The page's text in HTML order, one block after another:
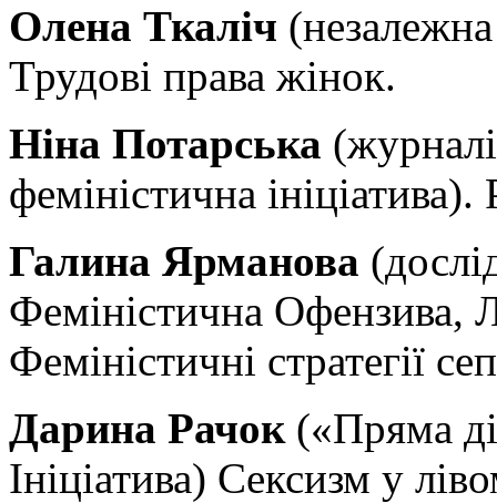
Олена Ткаліч
Трудові права жінок.
Ніна Потарська
феміністична
Галина Ярманова
Феміністична Офензива,
Феміністичні стратегії
Дарина Рачок(«Пряма
Ініціатива) Сексизм у